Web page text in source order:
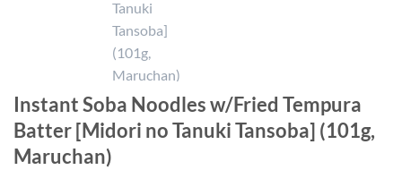
Instant Soba Noodles w/Fried Tempura
Batter [Midori no Tanuki Tansoba] (101g,
Maruchan)